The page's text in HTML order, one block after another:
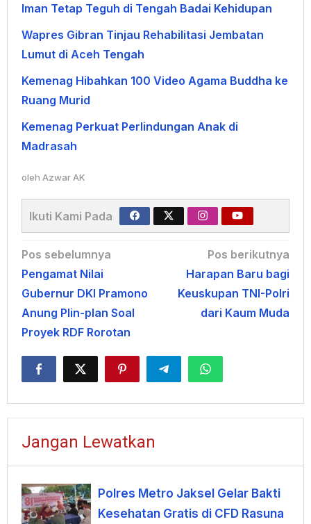
Iman Tetap Teguh di Tengah Badai Kehidupan
Wapres Gibran Tinjau Rehabilitasi Jembatan
Lumut di Aceh Tengah
Kemenag Hibahkan 100 Video Agama Buddha ke
Ruang Murid
Kemenag Perkuat Perlindungan Anak di
Madrasah
oleh Azwar AK
Ikuti Kami Pada
Navigasi
pos
Pos sebelumnya
Pengamat Nilai
Gubernur DKI Pramono
Anung Plin-plan Soal
Proyek RDF Rorotan
Pos berikutnya
Harapan Baru bagi
Keuskupan TNI-Polri
dari Kaum Muda
Jangan Lewatkan
Polres Metro Jaksel Gelar Bakti
Kesehatan Gratis di CFD Rasuna